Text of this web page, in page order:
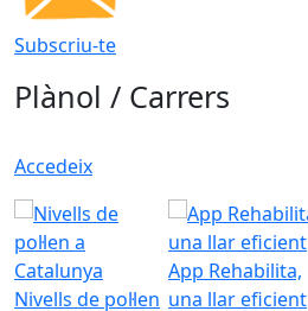
Subscriu-te
Plànol / Carrers
Accedeix
Nivells de pol·len
App Rehabilita,
una llar eficient